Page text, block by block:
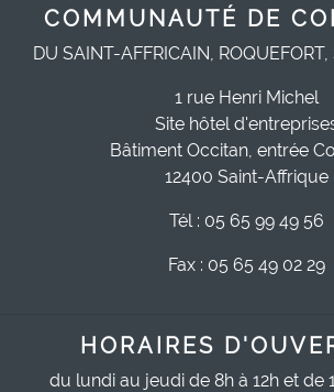
COMMUNAUTÉ DE
DU SAINT-AFFRICAIN,
1 rue Henri Michel
Site hôtel
Bâtiment Occitan, entrée
12400 Saint-Affrique
Tél : 05 65 99 49 56
Fax : 05 65 49 02 29
HORAIRES
du lundi au jeudi de 8h à 12h et de